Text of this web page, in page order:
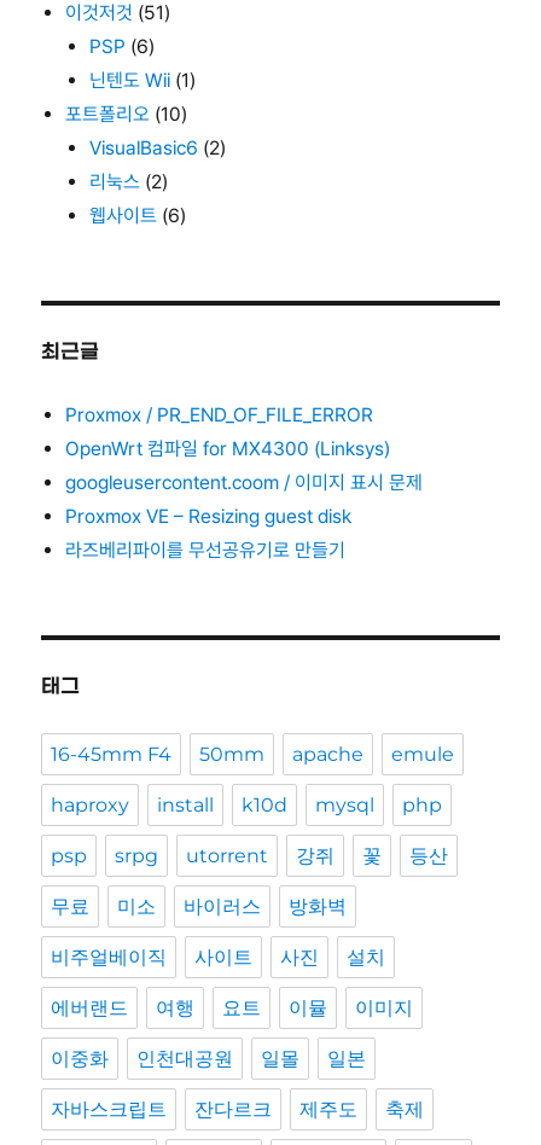
이것저것 (51)
PSP (6)
닌텐도 Wii (1)
포트폴리오 (10)
VisualBasic6 (2)
리눅스 (2)
웹사이트 (6)
최근글
Proxmox / PR_END_OF_FILE_ERROR
OpenWrt 컴파일 for MX4300 (Linksys)
googleusercontent.coom / 이미지 표시 문제
Proxmox VE – Resizing guest disk
라즈베리파이를 무선공유기로 만들기
태그
16-45mm F4 50mm apache emule
haproxy install k10d mysql php
psp srpg utorrent 강쥐 꽃 등산
무료 미소 바이러스 방화벽
비주얼베이직 사이트 사진 설치
에버랜드 여행 요트 이뮬 이미지
이중화 인천대공원 일몰 일본
자바스크립트 잔다르크 제주도 축제